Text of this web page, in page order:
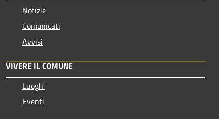
Notizie
Comunicati
Avvisi
VIVERE IL COMUNE
Luoghi
Eventi